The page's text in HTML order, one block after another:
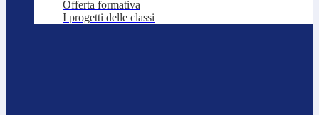
Offerta formativa
I progetti delle classi